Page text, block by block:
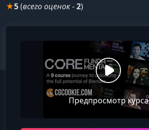
★5(всего оценок-2)
Предпросмотр курса